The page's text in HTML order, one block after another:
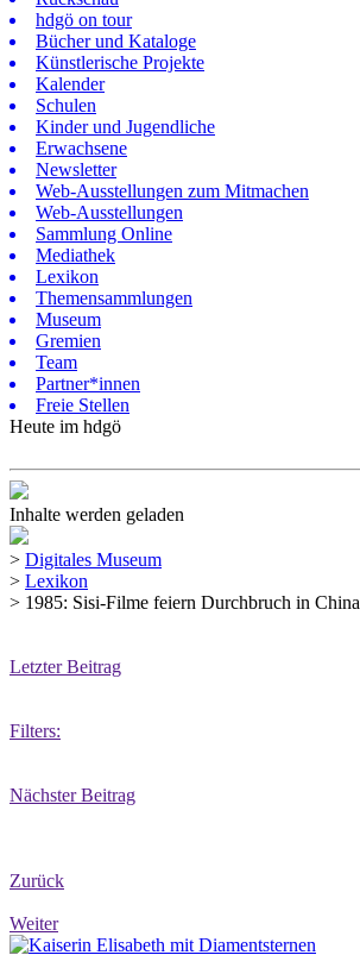
hdgö on tour
Bücher und Kataloge
Künstlerische Projekte
Kalender
Schulen
Kinder und Jugendliche
Erwachsene
Newsletter
Web-Ausstellungen zum Mitmachen
Web-Ausstellungen
Sammlung Online
Mediathek
Lexikon
Themensammlungen
Museum
Gremien
Team
Partner*innen
Freie Stellen
Heute im hdgö
Inhalte werden geladen
> Digitales Museum
> Lexikon
> 1985: Sisi-Filme feiern Durchbruch in China
Letzter Beitrag
Filters:
Nächster Beitrag
Zurück
Weiter